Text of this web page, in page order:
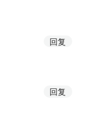
回复
回复